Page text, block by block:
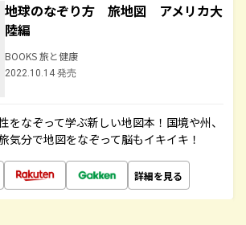
地球のなぞり方 旅地図 アメリカ大
陸編
BOOKS 旅と健康
2022.10.14 発売
をなぞって学ぶ新しい地図本！国境や州、
気分で地図をなぞって脳もイキイキ！
詳細を見る